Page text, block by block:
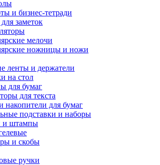
и бизнес-тетради
заметок
мелочи
ножницы и ножи
ленты и держатели
на стол
для бумаг
для текста
накопители для бумаг
подставки и наборы
и штампы
и скобы
ручки